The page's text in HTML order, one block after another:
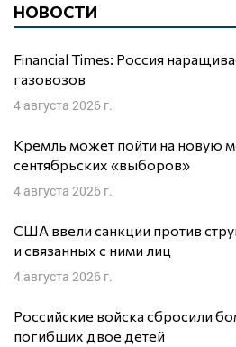
НОВОСТИ
Financial Times: Россия
газовозов
4 августа 2026 г.
Кремль может пойти на новую
сентябрьских «выборов»
4 августа 2026 г.
США ввели санкции против
и связанных с ними лиц
4 августа 2026 г.
Российские войска сбросили
погибших двое детей